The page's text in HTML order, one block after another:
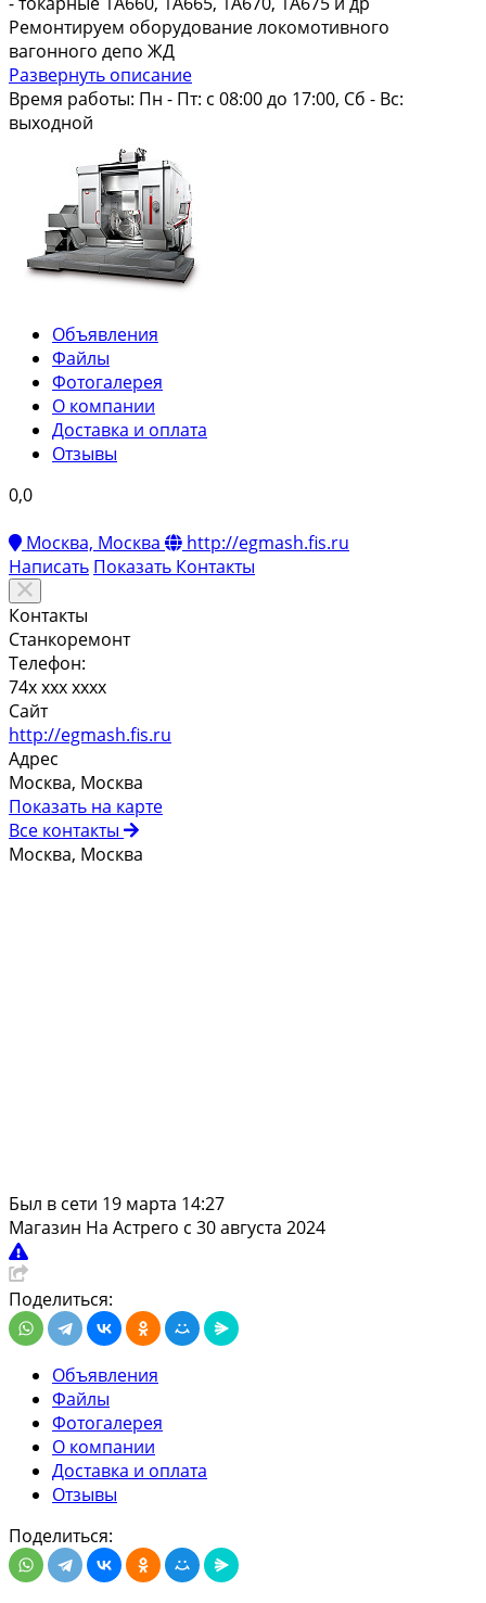
Ремонтируем оборудование локомотивного
вагонного депо ЖД
Развернуть описание
Время работы: Пн - Пт: с 08:00 до 17:00, Сб - Вс:
выходной
Объявления
Файлы
Фотогалерея
О компании
Доставка и оплата
Отзывы
0,0
Москва, Москва
http://egmash.fis.ru
Написать Показать Контакты
Контакты
Станкоремонт
Телефон:
74x xxx xxxx
Сайт
http://egmash.fis.ru
Адрес
Москва, Москва
Показать на карте
Все контакты
Москва, Москва
Был в сети 19 марта 14:27
Магазин На Астрего с 30 августа 2024
Поделиться:
Объявления
Файлы
Фотогалерея
О компании
Доставка и оплата
Отзывы
Поделиться: